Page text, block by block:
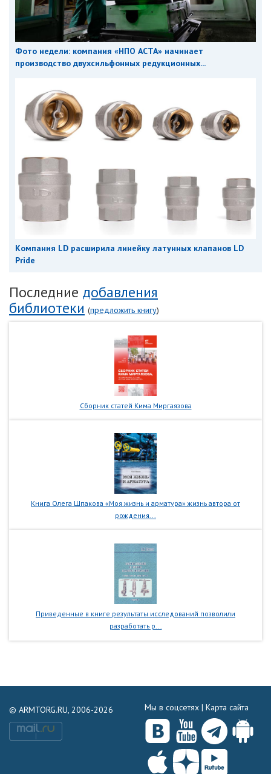
Фото недели: компания «НПО АСТА» начинает
производство двухсильфонных редукционных...
Компания LD расширила линейку латунных клапанов LD
Pride
Последние добавления
библиотеки (предложить книгу)
Сборник статей Кима Миргаязова
Книга Олега Шпакова «Моя жизнь и арматура» жизнь автора от
рождения...
Приведенные в книге результаты исследований позволили
разработать р...
© ARMTORG.RU, 2006-2026 Мы в соцсетях | Карта сайта